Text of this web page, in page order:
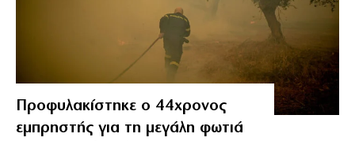
Προφυλακίστηκε ο 44χρονος
εμπρηστής για τη μεγάλη φωτιά